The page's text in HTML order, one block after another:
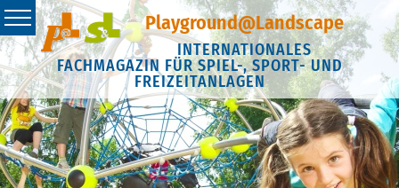
Playground@Landscape
INTERNATIONALES
FACHMAGAZIN FÜR SPIEL-, SPORT- UND
FREIZEITANLAGEN